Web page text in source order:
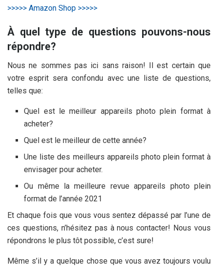
>>>>> Amazon Shop >>>>>
À quel type de questions pouvons-nous
répondre?
Nous ne sommes pas ici sans raison! Il est certain que
votre esprit sera confondu avec une liste de questions,
telles que:
Quel est le meilleur appareils photo plein format à
acheter?
Quel est le meilleurde cette année?
Une liste des meilleurs appareils photo plein format à
envisager pour acheter.
Ou même la meilleure revue appareils photo plein
format de l’année 2021
Et chaque fois que vous vous sentez dépassé par l’une de
ces questions, n’hésitez pas à nous contacter! Nous vous
répondrons le plus tôt possible, c’est sure!
Même s’il y a quelque chose que vous avez toujours voulu